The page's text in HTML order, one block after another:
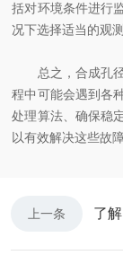
括对环境条件进行
况下选择适当的观测
总之，合成孔径
程中可能会遇到各
处理算法、确保稳
以有效解决这些故
上一条